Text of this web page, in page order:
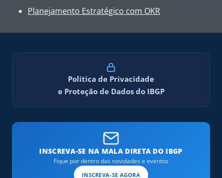
Planejamento Estratégico com OKR
Política de Privacidade
e Proteção de Dados do IBGP
INSCREVA-SE NA MALA DIRETA DO IBGP
Fique por dentro das novidades e eventos
INSCREVA-SE AGORA